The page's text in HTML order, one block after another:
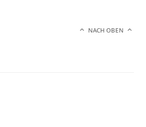
NACH OBEN